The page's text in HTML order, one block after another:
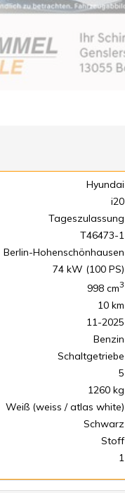
Hyundai
i20
Tageszulassung
T46473-1
Berlin-Hohenschönhausen
74 kW (100 PS)
998 cm3
10 km
11-2025
Benzin
Schaltgetriebe
5
1260 kg
Weiß (weiss / atlas white)
Schwarz
Stoff
1